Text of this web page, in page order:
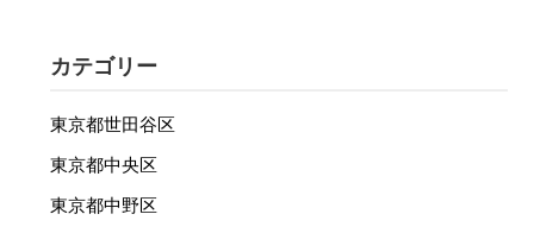
カテゴリー
東京都世田谷区
東京都中央区
東京都中野区